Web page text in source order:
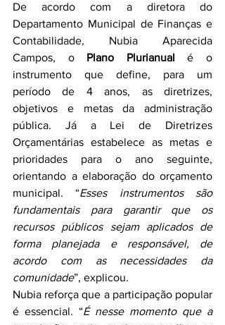
De acordo com a diretora do
Departamento Municipal de Finanças e
Contabilidade, Nubia Aparecida
Campos, o Plano Plurianual é o
instrumento que define, para um
período de 4 anos, as diretrizes,
objetivos e metas da administração
pública. Já a Lei de Diretrizes
Orçamentárias estabelece as metas e
prioridades para o ano seguinte,
orientando a elaboração do orçamento
municipal. “Esses instrumentos são
fundamentais para garantir que os
recursos públicos sejam aplicados de
forma planejada e responsável, de
acordo com as necessidades da
comunidade”, explicou.
Nubia reforça que a participação popular
é essencial. “É nesse momento que a